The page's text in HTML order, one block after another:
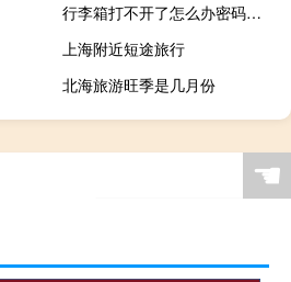
行李箱打不开了怎么办密码是对的
上海附近短途旅行
北海旅游旺季是几月份
☚